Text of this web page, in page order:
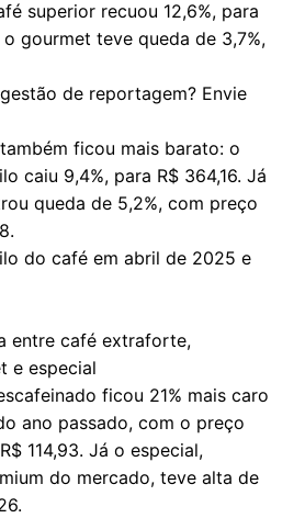
superior recuou 12,6%, para
o gourmet teve queda de 3,7%,
de reportagem? Envie
ficou mais barato: o
caiu 9,4%, para R$ 364,16. Já
queda de 5,2%, com preço
do café em abril de 2025 e
entre café extraforte,
e especial
ficou 21% mais caro
ano passado, com o preço
114,93. Já o especial,
do mercado, teve alta de